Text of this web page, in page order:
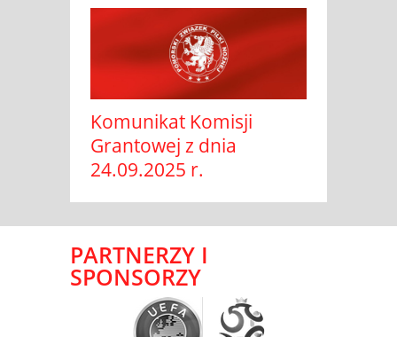
Komunikat Komisji
Grantowej z dnia
24.09.2025 r.
PARTNERZY I
SPONSORZY